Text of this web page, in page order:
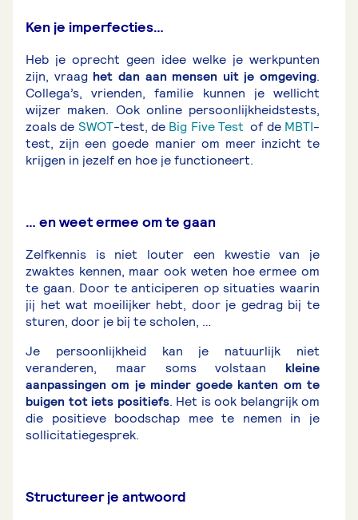
Ken je imperfecties…
Heb je oprecht geen idee welke je werkpunten
zijn, vraag het dan aan mensen uit je omgeving.
Collega’s, vrienden, familie kunnen je wellicht
wijzer maken. Ook online persoonlijkheidstests,
zoals de SWOT-test, de Big Five Test of de MBTI-
test, zijn een goede manier om meer inzicht te
krijgen in jezelf en hoe je functioneert.
… en weet ermee om te gaan
Zelfkennis is niet louter een kwestie van je
zwaktes kennen, maar ook weten hoe ermee om
te gaan. Door te anticiperen op situaties waarin
jij het wat moeilijker hebt, door je gedrag bij te
sturen, door je bij te scholen, …
Je persoonlijkheid kan je natuurlijk niet
veranderen, maar soms volstaan kleine
aanpassingen om je minder goede kanten om te
buigen tot iets positiefs. Het is ook belangrijk om
die positieve boodschap mee te nemen in je
sollicitatiegesprek.
Structureer je antwoord